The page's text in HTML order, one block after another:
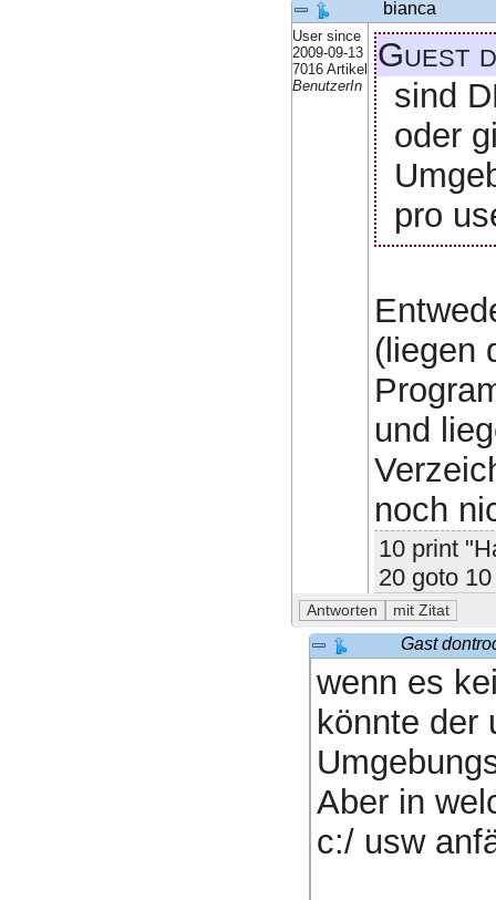
bianca
User since
2009-09-13
7016 Artikel
BenutzerIn
Guest
sind
oder
pro
(liegen
und
noch
10 print
20 goto 10
Gast
wenn es
könnte der
Aber in
c:/ usw